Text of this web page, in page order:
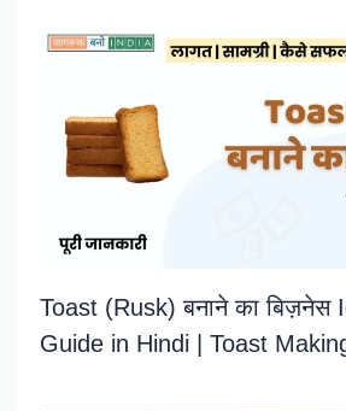
Toast (Rusk) बनाने का बिज़नेस
Guide in Hindi | Toast